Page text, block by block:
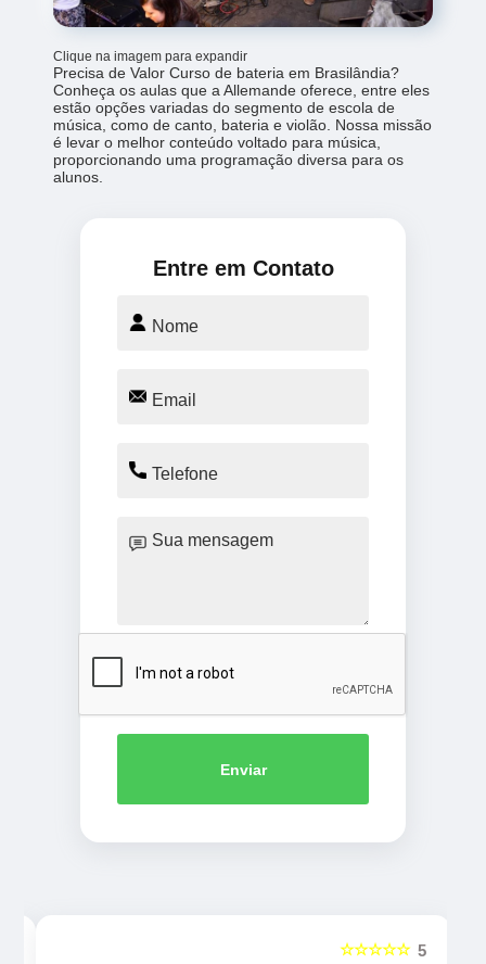
Clique na imagem para expandir
Precisa de Valor Curso de bateria em Brasilândia?
Conheça os aulas que a Allemande oferece, entre eles
estão opções variadas do segmento de escola de
música, como de canto, bateria e violão. Nossa missão
é levar o melhor conteúdo voltado para música,
proporcionando uma programação diversa para os
alunos.
Entre em Contato
Enviar
5
☆☆☆☆☆